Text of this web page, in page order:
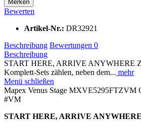
Merken
Bewerten
Artikel-Nr.: DR32921
Beschreibung Bewertungen 0
Beschreibung
START HERE, ARRIVE ANYWHERE
Komplett-Sets zählen, neben dem... mehr
Menü schließen
Mapex Venus Stage MXVE5295FTZVM
#VM
START HERE, ARRIVE ANYWHERE